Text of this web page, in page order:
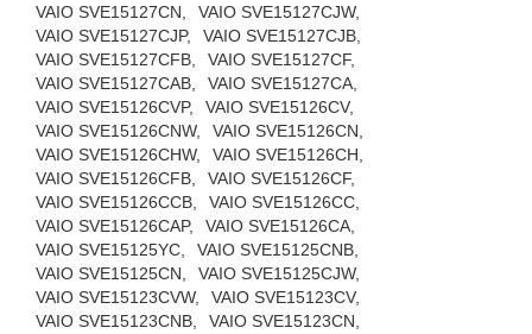
VAIO SVE15127CN,
VAIO SVE15127CJW,
VAIO SVE15127CJP,
VAIO SVE15127CJB,
VAIO SVE15127CFB,
VAIO SVE15127CF,
VAIO SVE15127CAB,
VAIO SVE15127CA,
VAIO SVE15126CVP,
VAIO SVE15126CV,
VAIO SVE15126CNW,
VAIO SVE15126CN,
VAIO SVE15126CHW,
VAIO SVE15126CH,
VAIO SVE15126CFB,
VAIO SVE15126CF,
VAIO SVE15126CCB,
VAIO SVE15126CC,
VAIO SVE15126CAP,
VAIO SVE15126CA,
VAIO SVE15125YC,
VAIO SVE15125CNB,
VAIO SVE15125CN,
VAIO SVE15125CJW,
VAIO SVE15123CVW,
VAIO SVE15123CV,
VAIO SVE15123CNB,
VAIO SVE15123CN,